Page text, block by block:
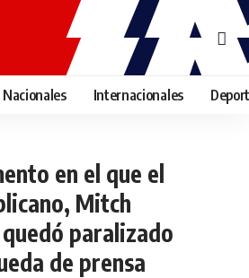
Nacionales Internacionales
en el que el
Mitch
paralizado
de prensa